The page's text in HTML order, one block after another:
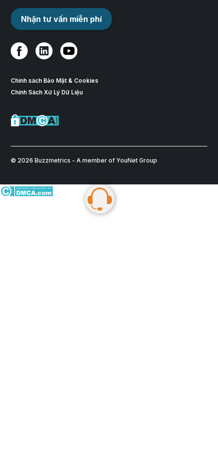
Nhận tư vấn miễn phí
Chính sách Bảo Mật & Cookies
Chính Sách Xử Lý Dữ Liệu
© 2026 Buzzmetrics - A member of YouNet Group